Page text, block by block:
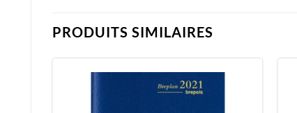
PRODUITS SIMILAIRES